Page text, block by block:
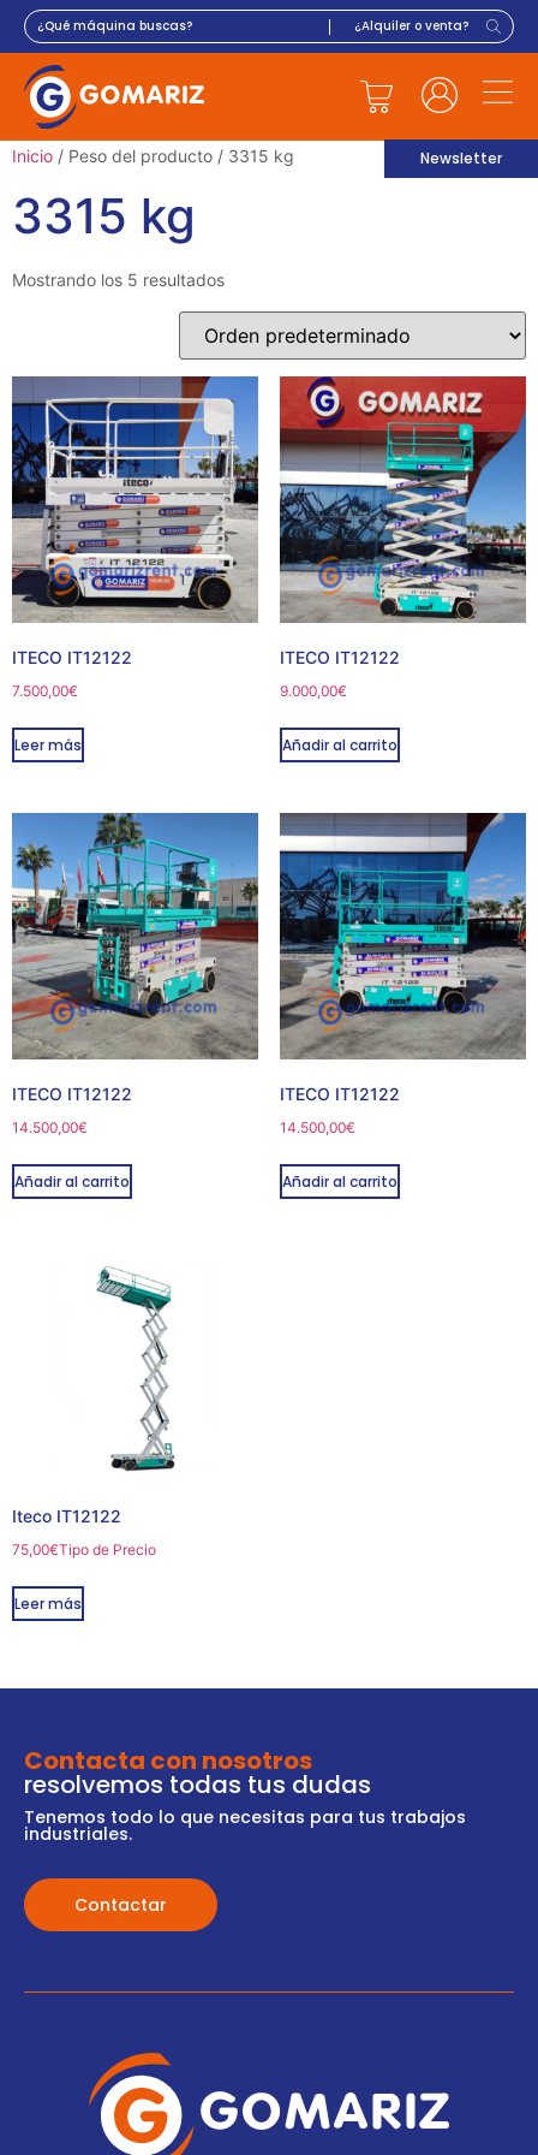
Newsletter
Inicio / Peso del producto / 3315 kg
3315 kg
Mostrando los 5 resultados
ITECO IT12122
7.500,00€
Leer más
ITECO IT12122
9.000,00€
Añadir al carrito
ITECO IT12122
14.500,00€
Añadir al carrito
ITECO IT12122
14.500,00€
Añadir al carrito
Iteco IT12122
75,00€Tipo de Precio
Leer más
Contacta con nosotros
resolvemos todas tus dudas
Tenemos todo lo que necesitas para tus trabajos
industriales.
Contactar